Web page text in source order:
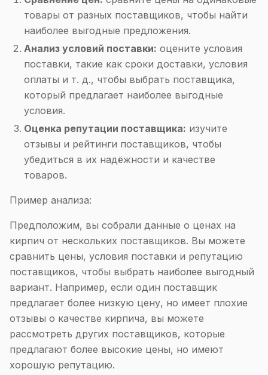
товары от разных поставщиков, чтобы найти
наиболее выгодные предложения.
Анализ условий поставки: оцените условия
поставки, такие как сроки доставки, условия
оплаты и т. д., чтобы выбрать поставщика,
который предлагает наиболее выгодные
условия.
Оценка репутации поставщика: изучите
отзывы и рейтинги поставщиков, чтобы
убедиться в их надёжности и качестве
товаров.
Пример анализа:
Предположим, вы собрали данные о ценах на
кирпич от нескольких поставщиков. Вы можете
сравнить цены, условия поставки и репутацию
поставщиков, чтобы выбрать наиболее выгодный
вариант. Например, если один поставщик
предлагает более низкую цену, но имеет плохие
отзывы о качестве кирпича, вы можете
рассмотреть других поставщиков, которые
предлагают более высокие цены, но имеют
хорошую репутацию.